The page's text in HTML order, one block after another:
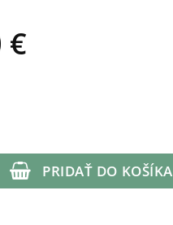
€
9,80 €
voda Levanduľa
PRIDAŤ DO KOŠÍKA